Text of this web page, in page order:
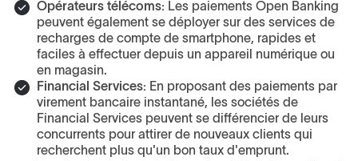
Opérateurs télécoms: Les paiements Open Banking
peuvent également se déployer sur des services de
recharges de compte de smartphone, rapides et
faciles à effectuer depuis un appareil numérique ou
en magasin.
Financial Services: En proposant des paiements par
virement bancaire instantané, les sociétés de
Financial Services peuvent se différencier de leurs
concurrents pour attirer de nouveaux clients qui
recherchent plus qu'un bon taux d'emprunt.